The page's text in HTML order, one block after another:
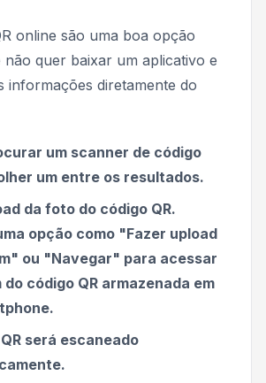
online são uma boa opção
quer baixar um aplicativo e
informações diretamente do
um scanner de código
um entre os resultados.
da foto do código QR.
opção como "Fazer upload
ou "Navegar" para acessar
do código QR armazenada em
será escaneado